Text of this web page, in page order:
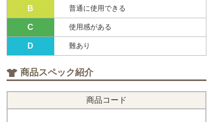
B 普通に使用できる
C 使用感がある
D 難あり
商品スペック紹介
商品コード